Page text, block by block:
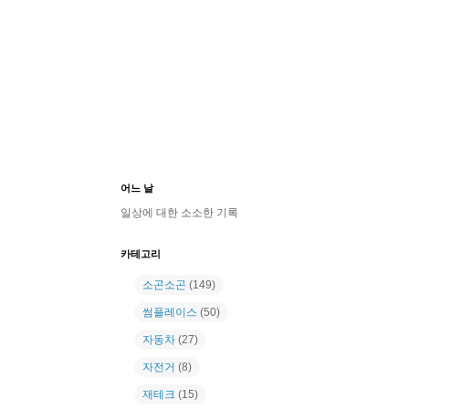
어느 날
일상에 대한 소소한 기록
카테고리
소곤소곤 (149)
썸플레이스 (50)
자동차 (27)
자전거 (8)
재테크 (15)